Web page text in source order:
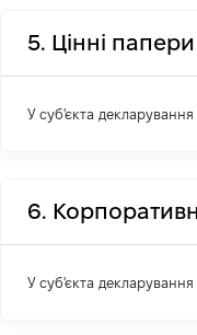
5. Цінні папери
У суб'єкта декларування
6.
У суб'єкта декларування